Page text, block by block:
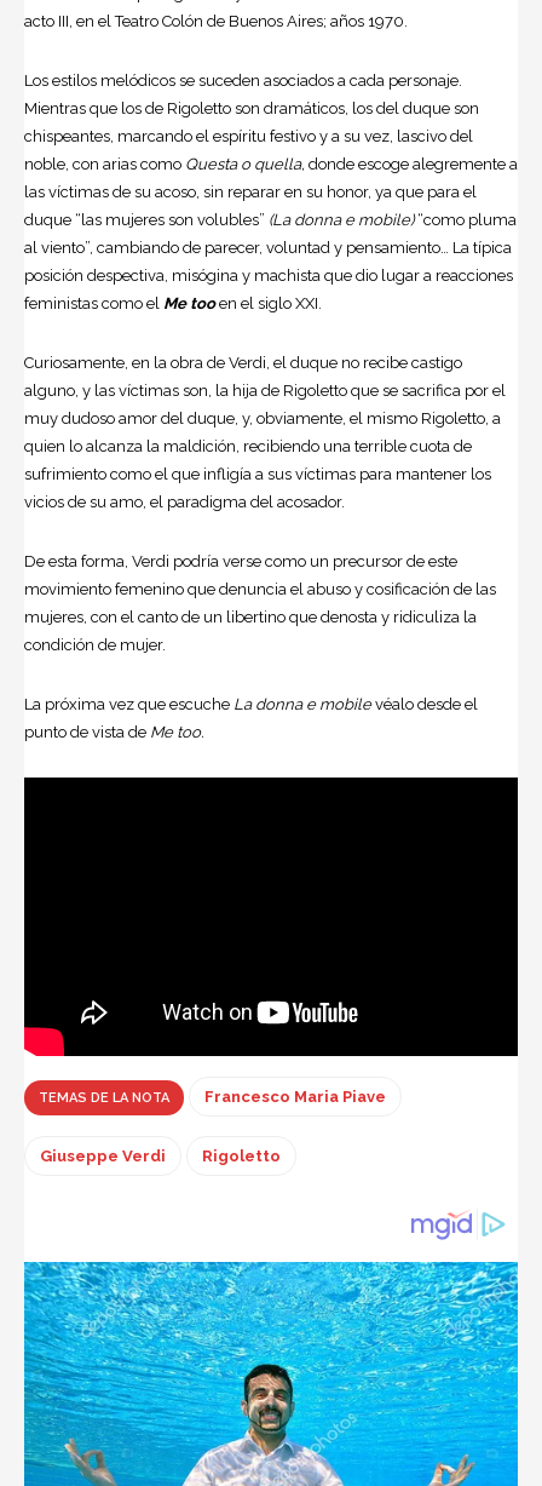
acto III, en el Teatro Colón de Buenos Aires; años 1970.
Los estilos melódicos se suceden asociados a cada personaje.
Mientras que los de Rigoletto son dramáticos, los del duque son
chispeantes, marcando el espíritu festivo y a su vez, lascivo del
noble, con arias como Questa o quella, donde escoge alegremente a
las víctimas de su acoso, sin reparar en su honor, ya que para el
duque “las mujeres son volubles” (La donna e mobile)“como pluma
al viento”, cambiando de parecer, voluntad y pensamiento… La típica
posición despectiva, misógina y machista que dio lugar a reacciones
feministas como el Me tooen el siglo XXI.
Curiosamente, en la obra de Verdi, el duque no recibe castigo
alguno, y las víctimas son, la hija de Rigoletto que se sacrifica por el
muy dudoso amor del duque, y, obviamente, el mismo Rigoletto, a
quien lo alcanza la maldición, recibiendo una terrible cuota de
sufrimiento como el que infligía a sus víctimas para mantener los
vicios de su amo, el paradigma del acosador.
De esta forma, Verdi podría verse como un precursor de este
movimiento femenino que denuncia el abuso y cosificación de las
mujeres, con el canto de un libertino que denosta y ridiculiza la
condición de mujer.
La próxima vez que escuche La donna e mobilevéalo desde el
punto de vista de Me too.
TEMAS DE LA NOTA Francesco Maria Piave
Giuseppe Verdi Rigoletto